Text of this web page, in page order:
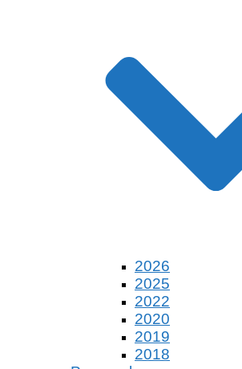
2026
2025
2022
2020
2019
2018